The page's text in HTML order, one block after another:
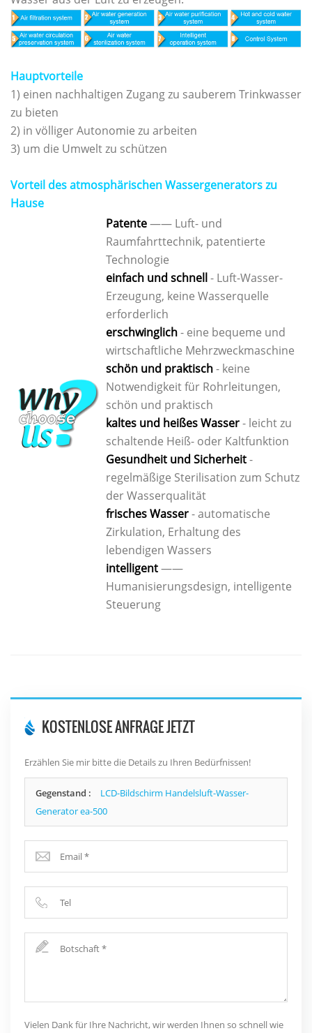
Hauptvorteile
1) einen nachhaltigen Zugang zu sauberem Trinkwasser
zu bieten
2) in völliger Autonomie zu arbeiten
3) um die Umwelt zu schützen
Vorteil des atmosphärischen Wassergenerators zu
Hause
Patente—— Luft- und
Raumfahrttechnik, patentierte
Technologie
einfach und schnell- Luft-Wasser-
Erzeugung, keine Wasserquelle
erforderlich
erschwinglich- eine bequeme und
wirtschaftliche Mehrzweckmaschine
schön und praktisch- keine
Notwendigkeit für Rohrleitungen,
schön und praktisch
kaltes und heißes Wasser- leicht zu
schaltende Heiß- oder Kaltfunktion
Gesundheit und Sicherheit-
regelmäßige Sterilisation zum Schutz
der Wasserqualität
frisches Wasser- automatische
Zirkulation, Erhaltung des
lebendigen Wassers
intelligent——
Humanisierungsdesign, intelligente
Steuerung
KOSTENLOSE ANFRAGE JETZT
Erzählen Sie mir bitte die Details zu Ihren Bedürfnissen!
Gegenstand :
LCD-Bildschirm Handelsluft-Wasser-
Generator ea-500
Vielen Dank für Ihre Nachricht, wir werden Ihnen so schnell wie